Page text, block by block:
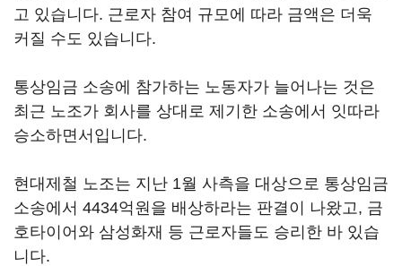
고 있습니다. 근로자 참여 규모에 따라 금액은 더욱
커질 수도 있습니다.
통상임금 소송에 참가하는 노동자가 늘어나는 것은
최근 노조가 회사를 상대로 제기한 소송에서 잇따라
승소하면서입니다.
현대제철 노조는 지난 1월 사측을 대상으로 통상임금
소송에서 4434억원을 배상하라는 판결이 나왔고, 금
호타이어와 삼성화재 등 근로자들도 승리한 바 있습
니다.